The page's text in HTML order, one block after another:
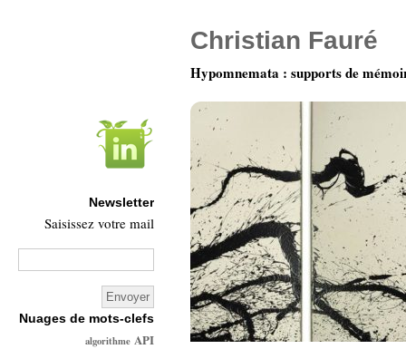
Christian Fauré
Hypomnemata : supports de
Newsletter
Saisissez votre mail
Nuages de mots-clefs
algorithme API